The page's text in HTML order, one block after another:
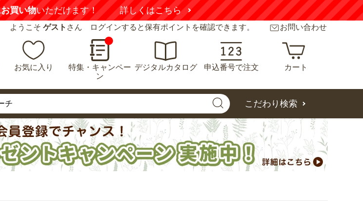
買い物いただけます！ 詳しくはこちら
ようこそ ゲスト さん ログインすると保有ポイントを確認できます。 お問い合わせ
お気に入り
特集・キャンペー
ン
デジタルカタログ 申込番号で注文 カート
こだわり検索